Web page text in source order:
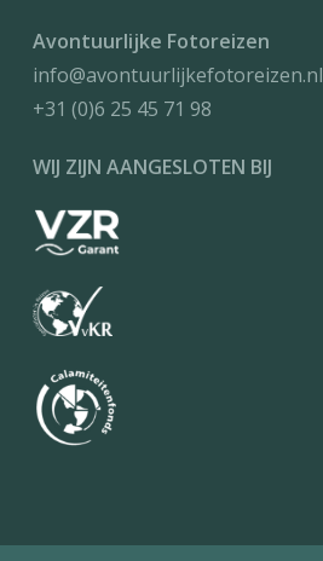
Avontuurlijke Fotoreizen
info@avontuurlijkefotoreizen.nl
+31 (0)6 25 45 71 98
WIJ ZIJN AANGESLOTEN BIJ